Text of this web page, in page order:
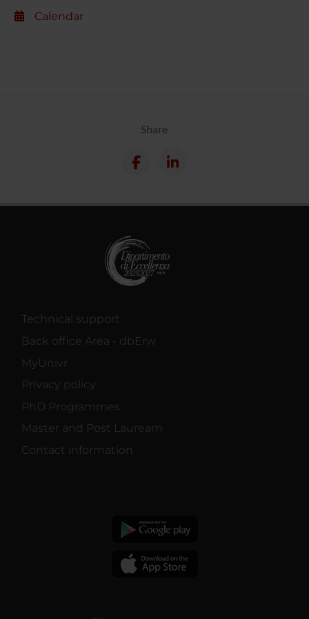
Calendar
Share
Technical support
Back office Area - dbErw
MyUnivr
Privacy policy
PhD Programmes
Master and Post Lauream
Contact information